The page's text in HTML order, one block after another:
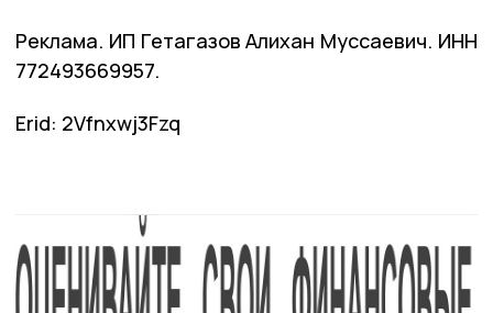
Реклама. ИП Гетагазов Алихан Муссаевич. ИНН
772493669957.
Erid: 2Vfnxwj3Fzq